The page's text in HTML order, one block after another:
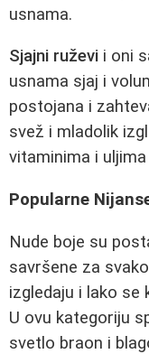
usnama.
Sjajni ruževi i oni
usnama sjaj i
postojana i
svež i mladolik
vitaminima i
Popularne
Nude boje su
savršene za
izgledaju i lako se
U ovu kategoriju
svetlo braon i